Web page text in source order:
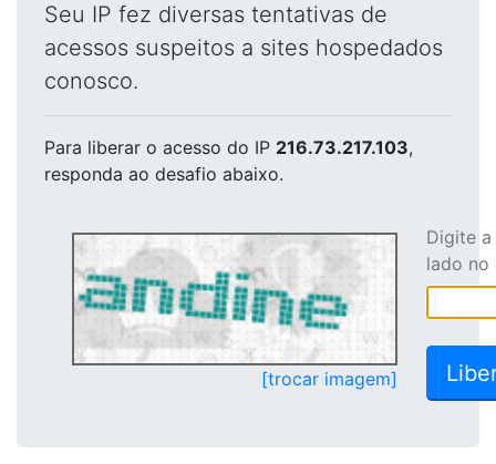
Seu IP fez diversas tentativas de
acessos suspeitos a sites hospedados
conosco.
Para liberar o acesso do IP 216.73.217.103,
responda ao desafio abaixo.
[trocar imagem]
Digite
lado no